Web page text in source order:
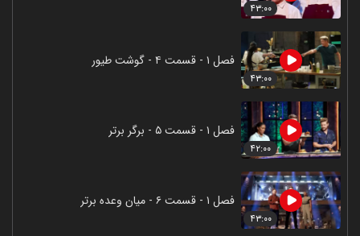
۴۳:۰۰
۴۳:۰۰
فصل ۱ - قسمت ۴ - گوشت طیور
۴۲:۰۰
فصل ۱ - قسمت ۵ - برگر برتر
۴۳:۰۰
فصل ۱ - قسمت ۶ - میان وعده برتر